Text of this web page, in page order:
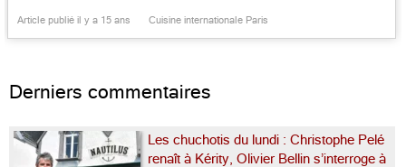
d’un petit gars du grand Est monté à la capitale
Article publié il y a 15 ans Cuisine internationale Paris
Derniers commentaires
Les chuchotis du lundi : Christophe Pelé
renaît à Kérity, Olivier Bellin s’interroge à